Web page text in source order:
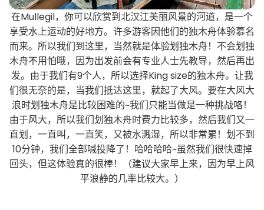
在Mullegil，你可以欣赏到北汉江美丽风景的河道，是一个
享受水上运动的好地方。许多游客因他们的独木舟体验慕名
而来。所以我们到这里，当然就是体验划独木舟！不会划独
木舟不用怕哦，因为出发前会有专业人士先教导，然后再出
发。由于我们有9个人，所以选择King size的独木舟。让我
们很无奈的是，当我们抵达这里，就起了大风。要在大风大
浪时划独木舟是比较困难的~我们只能当做是一种挑战咯！
由于风大，所以我们划独木舟时费力比较多，然后我们又一
直划，一直叫，一直笑，又被水溅湿，所以非常累！划不到
10分钟，我们全部喊投降了！哈哈哈哈~虽然我们很快速掉
回头，但这体验真的很棒！（建议大家早上来，因为早上风
平浪静的几率比较大。）